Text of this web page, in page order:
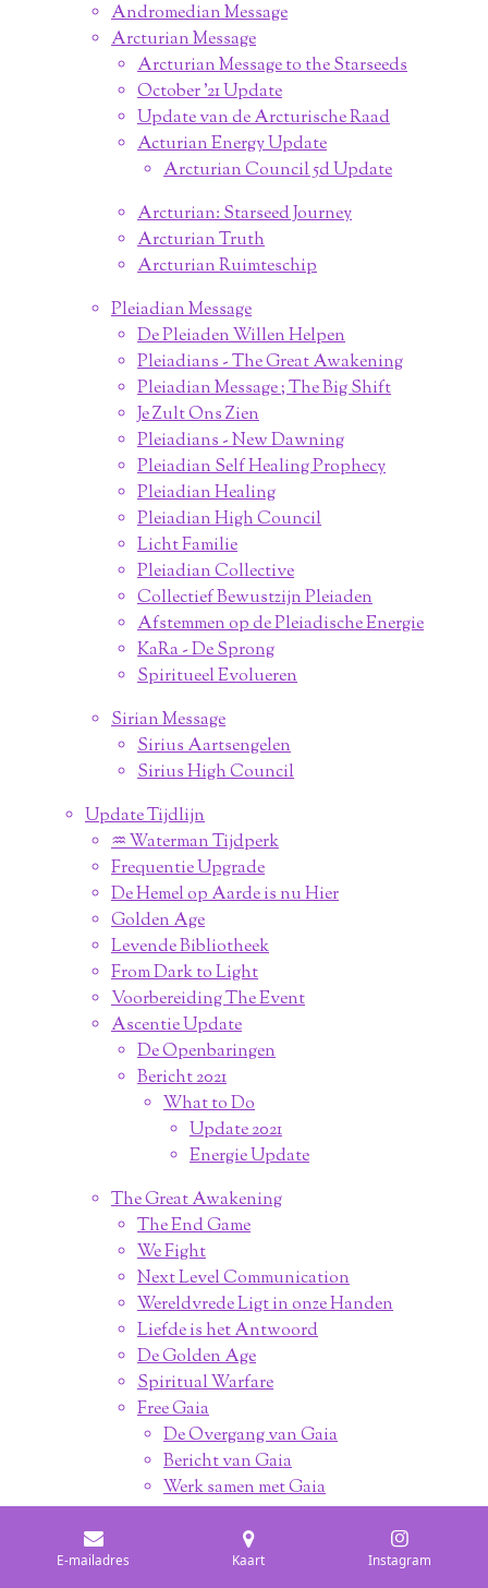
Andromedian Message
Arcturian Message
Arcturian Message to the Starseeds
October '21 Update
Update van de Arcturische Raad
Acturian Energy Update
Arcturian Council 5d Update
Arcturian: Starseed Journey
Arcturian Truth
Arcturian Ruimteschip
Pleiadian Message
De Pleiaden Willen Helpen
Pleiadians - The Great Awakening
Pleiadian Message ; The Big Shift
Je Zult Ons Zien
Pleiadians - New Dawning
Pleiadian Self Healing Prophecy
Pleiadian Healing
Pleiadian High Council
Licht Familie
Pleiadian Collective
Collectief Bewustzijn Pleiaden
Afstemmen op de Pleiadische Energie
KaRa - De Sprong
Spiritueel Evolueren
Sirian Message
Sirius Aartsengelen
Sirius High Council
Update Tijdlijn
♒︎ Waterman Tijdperk
Frequentie Upgrade
De Hemel op Aarde is nu Hier
Golden Age
Levende Bibliotheek
From Dark to Light
Voorbereiding The Event
Ascentie Update
De Openbaringen
Bericht 2021
What to Do
Update 2021
Energie Update
The Great Awakening
The End Game
We Fight
Next Level Communication
Wereldvrede Ligt in onze Handen
Liefde is het Antwoord
De Golden Age
Spiritual Warfare
Free Gaia
De Overgang van Gaia
Bericht van Gaia
Werk samen met Gaia
We Are Not Alone
Openbaringen Et's
E-mailadres Kaart Instagram